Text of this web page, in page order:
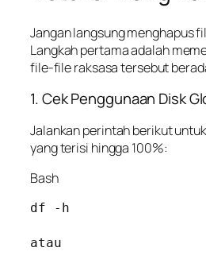
Jangan langsung menghapus
Langkah pertama adalah
file-file raksasa tersebut
1. Cek Penggunaan Disk
Jalankan perintah berikut
yang terisi hingga 100%:
Bash
df -h
atau